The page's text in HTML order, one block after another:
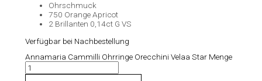
Ohrschmuck
750 Orange Apricot
2 Brillanten 0,14ct G VS
Verfügbar bei Nachbestellung
Annamaria Cammilli Ohrringe Orecchini Velaa Star Menge